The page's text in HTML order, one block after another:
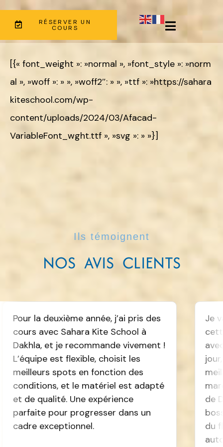
RÉSERVER UN
COURS
[{« font_weight »: »normal », »font_style »: »norm
al », »woff »: » », »woff2″: » », »ttf »: »https://sahara
kiteschool.com/wp-
content/uploads/2024/03/Afacad-
VariableFont_wght.ttf », »svg »: » »}]
Ils témoignent
NOS AVIS CLIENTS
deuxième année, j’ai pris des
Sahara Kite School à
et je recommande vivement !
est flexible, choisit les
spots en fonction des
et le matériel est adapté
Une expérience
pour progresser dans un
Je vais à
cette
avec
jour, on
meilleures
marée. On
de Dakhla.
bosser les
du flat avec
autour